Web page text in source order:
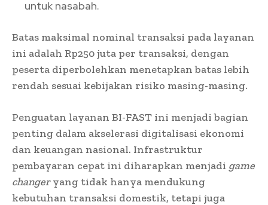
untuk nasabah.
Batas maksimal nominal transaksi pada layanan
ini adalah Rp250 juta per transaksi, dengan
peserta diperbolehkan menetapkan batas lebih
rendah sesuai kebijakan risiko masing-masing.
Penguatan layanan BI-FAST ini menjadi bagian
penting dalam akselerasi digitalisasi ekonomi
dan keuangan nasional. Infrastruktur
pembayaran cepat ini diharapkan menjadi game
changeryang tidak hanya mendukung
kebutuhan transaksi domestik, tetapi juga